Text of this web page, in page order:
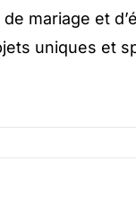
mariage et
uniques et